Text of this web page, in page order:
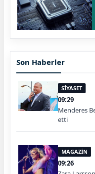
Son Haberler
SİYASET
09:29
Menderes
etti
MAGAZİN
09:26